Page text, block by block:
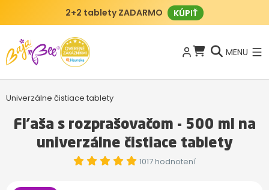
2+2 tablety ZADARMO KÚPIŤ
MENU
Univerzálne čistiace tablety
Fľaša s rozprašovačom - 500 ml na
univerzálne čistiace tablety
1017 hodnotení